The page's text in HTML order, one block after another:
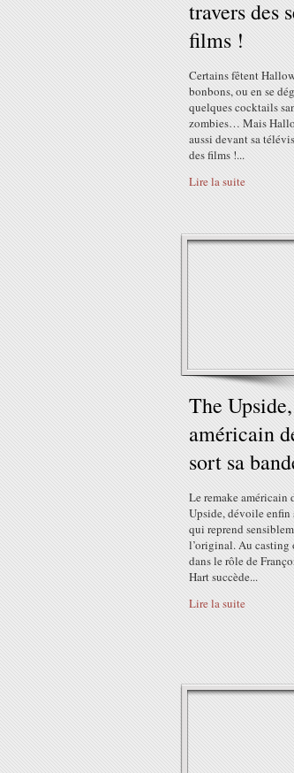
travers des
films !
Certains fêtent
bonbons, ou en se
quelques cocktails
zombies… Mais
aussi devant sa
des films !...
Lire la suite
The
américain
sort sa
Le remake américain
Upside, dévoile enfin
qui reprend
l’original. Au casting
dans le rôle de
Hart succède...
Lire la suite